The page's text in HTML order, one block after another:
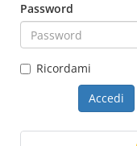
Password
Ricordami